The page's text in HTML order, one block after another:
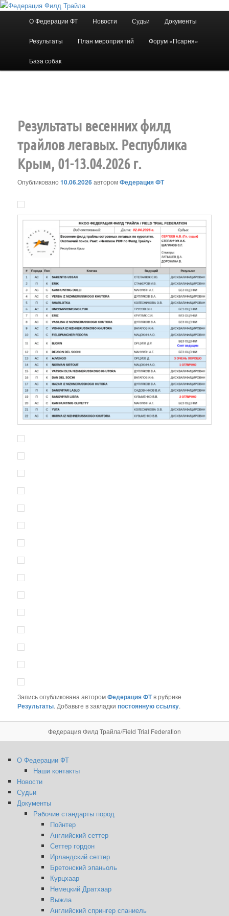
Перейти
основному
содержимомуФедерация Филд Трайла
О Федерации ФТ Новости Судьи Документы
Результаты План мероприятий Форум «Псарня»
База собак
Результаты весенних филд
трайлов легавых. Республика
Крым, 01-13.04.2026 г.
Опубликовано10.06.2026авторомФедерация ФТ
Запись опубликована авторомФедерация ФТв рубрике
Результаты. Добавьте в закладкипостоянную ссылку.
Федерация Филд Трайла/Field Trial Federation
О Федерации ФТ
Наши контакты
Новости
Судьи
Документы
Рабочие стандарты пород
Пойнтер
Английский сеттер
Сеттер гордон
Ирландский сеттер
Бретонский эпаньоль
Курцхаар
Немецкий Дратхаар
Выжла
Английский спрингер спаниель